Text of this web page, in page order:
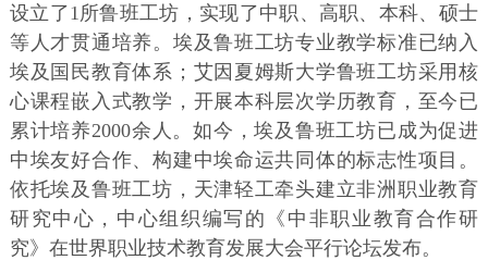
设立了1所鲁班工坊，实现了中职、高职、本科、硕士
等人才贯通培养。埃及鲁班工坊专业教学标准已纳入
埃及国民教育体系；艾因夏姆斯大学鲁班工坊采用核
心课程嵌入式教学，开展本科层次学历教育，至今已
累计培养2000余人。如今，埃及鲁班工坊已成为促进
中埃友好合作、构建中埃命运共同体的标志性项目。
依托埃及鲁班工坊，天津轻工牵头建立非洲职业教育
研究中心，中心组织编写的《中非职业教育合作研
究》在世界职业技术教育发展大会平行论坛发布。